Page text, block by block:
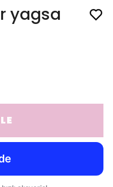
yagsa